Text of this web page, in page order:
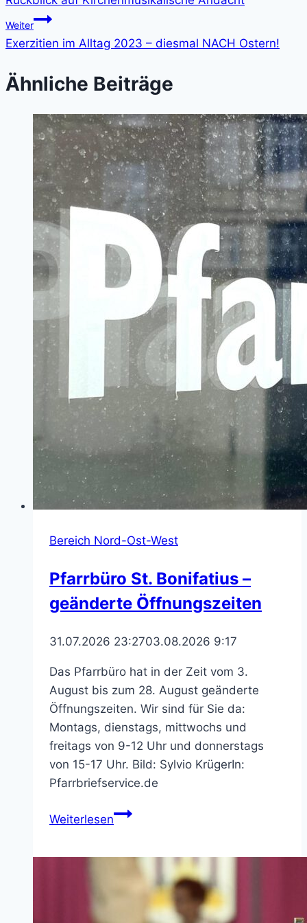
Weiter
Exerzitien im Alltag 2023 – diesmal NACH Ostern!
Ähnliche Beiträge
Bereich Nord-Ost-West
Pfarrbüro St. Bonifatius –
geänderte Öffnungszeiten
31.07.2026 23:2703.08.2026 9:17
Das Pfarrbüro hat in der Zeit vom 3.
August bis zum 28. August geänderte
Öffnungszeiten. Wir sind für Sie da:
Montags, dienstags, mittwochs und
freitags von 9-12 Uhr und donnerstags
von 15-17 Uhr. Bild: Sylvio KrügerIn:
Pfarrbriefservice.de
WeiterlesenPfarrbüro
geänderte
Öffnungszeiten